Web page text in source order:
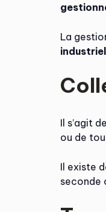
La
Il s’agit
ou de
Il existe
seconde